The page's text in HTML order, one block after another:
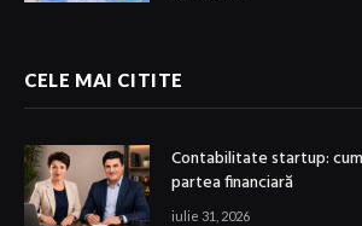
CELE MAI CITITE
Contabilitate startup:
partea financiară
iulie 31, 2026